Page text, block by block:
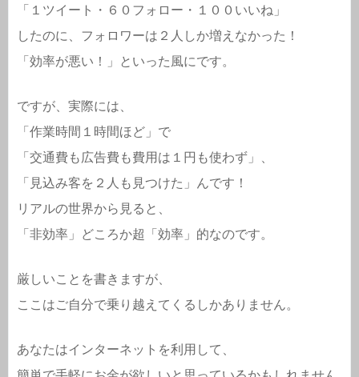
「１ツイート・６０フォロー・１００いいね」
したのに、フォロワーは２人しか増えなかった！
「効率が悪い！」といった風にです。
ですが、実際には、
「作業時間１時間ほど」で
「交通費も広告費も費用は１円も使わず」、
「見込み客を２人も見つけた」んです！
リアルの世界から見ると、
「非効率」どころか超「効率」的なのです。
厳しいことを書きますが、
ここはご自分で乗り越えてくるしかありません。
あなたはインターネットを利用して、